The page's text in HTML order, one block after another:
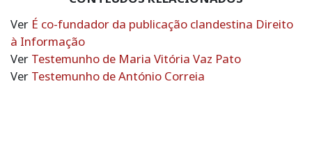
Ver É co-fundador da publicação clandestina Direito
à Informação
Ver Testemunho de Maria Vitória Vaz Pato
Ver Testemunho de António Correia